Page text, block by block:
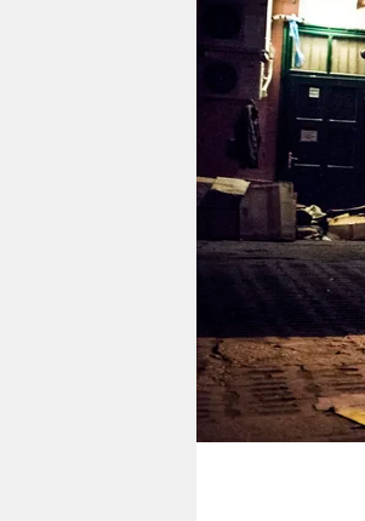
nord
wahrheit
verlag
verlag
veranstaltungen
shop
fragen & hilfe
unterstützen
abo